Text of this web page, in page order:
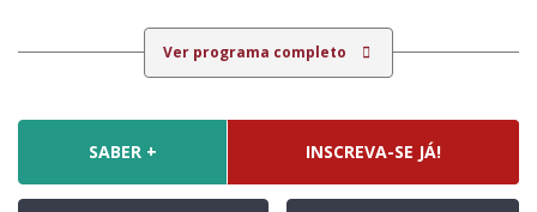
Ver programa completo
SABER + INSCREVA-SE JÁ!